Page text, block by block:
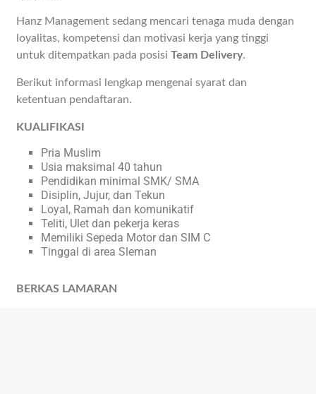
Hanz Management sedang mencari tenaga muda dengan
loyalitas, kompetensi dan motivasi kerja yang tinggi
untuk ditempatkan pada posisiTeam Delivery.
Berikut informasi lengkap mengenai syarat dan
ketentuan pendaftaran.
KUALIFIKASI
Pria Muslim
Usia maksimal 40 tahun
Pendidikan minimal SMK/ SMA
Disiplin, Jujur, dan Tekun
Loyal, Ramah dan komunikatif
Teliti, Ulet dan pekerja keras
Memiliki Sepeda Motor dan SIM C
Tinggal di area Sleman
BERKAS LAMARAN